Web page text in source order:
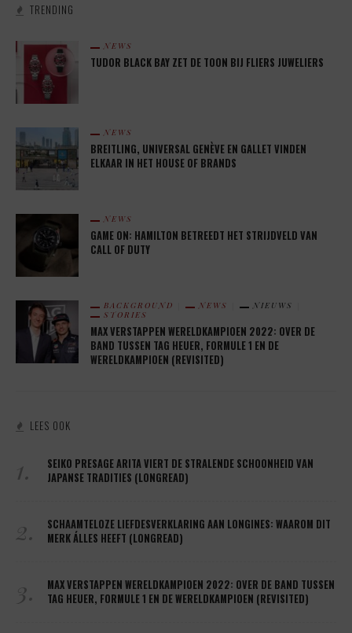
TRENDING
NEWS
TUDOR BLACK BAY ZET DE TOON BIJ FLIERS JUWELIERS
NEWS
BREITLING, UNIVERSAL GENÈVE EN GALLET VINDEN
ELKAAR IN HET HOUSE OF BRANDS
NEWS
GAME ON: HAMILTON BETREEDT HET STRIJDVELD VAN
CALL OF DUTY
BACKGROUND NEWS
NIEUWS
STORIES
MAX VERSTAPPEN WERELDKAMPIOEN 2022: OVER DE
BAND TUSSEN TAG HEUER, FORMULE 1 EN DE
WERELDKAMPIOEN (REVISITED)
LEES OOK
1.
SEIKO PRESAGE ARITA VIERT DE STRALENDE SCHOONHEID VAN
JAPANSE TRADITIES (LONGREAD)
2.
SCHAAMTELOZE LIEFDESVERKLARING AAN LONGINES: WAAROM DIT
MERK ÁLLES HEEFT (LONGREAD)
3.
MAX VERSTAPPEN WERELDKAMPIOEN 2022: OVER DE BAND TUSSEN
TAG HEUER, FORMULE 1 EN DE WERELDKAMPIOEN (REVISITED)